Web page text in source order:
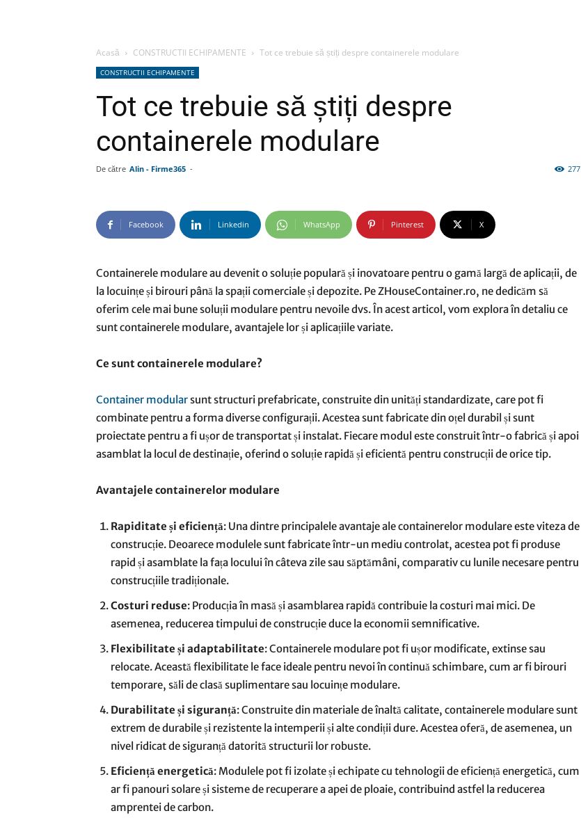
comunicate
presa
Acasă CONSTRUCTII ECHIPAMENTE Tot ce trebuie să știți despre containerele modulare
CONSTRUCTII ECHIPAMENTE
Tot ce trebuie să știți despre
containerele modulare
De către Alin - Firme365 - 277
Facebook Linkedin WhatsApp Pinterest X
Containerele modulare au devenit o soluție populară și inovatoare pentru o gamă largă de aplicații, de
la locuințe și birouri până la spații comerciale și depozite. Pe ZHouseContainer.ro, ne dedicăm să
oferim cele mai bune soluții modulare pentru nevoile dvs. În acest articol, vom explora în detaliu ce
sunt containerele modulare, avantajele lor și aplicațiile variate.
Ce sunt containerele modulare?
Container modularsunt structuri prefabricate, construite din unități standardizate, care pot fi
combinate pentru a forma diverse configurații. Acestea sunt fabricate din oțel durabil și sunt
proiectate pentru a fi ușor de transportat și instalat. Fiecare modul este construit într-o fabrică și apoi
asamblat la locul de destinație, oferind o soluție rapidă și eficientă pentru construcții de orice tip.
Avantajele containerelor modulare
Rapiditate și eficiență: Una dintre principalele avantaje ale containerelor modulare este viteza de
construcție. Deoarece modulele sunt fabricate într-un mediu controlat, acestea pot fi produse
rapid și asamblate la fața locului în câteva zile sau săptămâni, comparativ cu lunile necesare pentru
construcțiile tradiționale.
Costuri reduse: Producția în masă și asamblarea rapidă contribuie la costuri mai mici. De
asemenea, reducerea timpului de construcție duce la economii semnificative.
Flexibilitate și adaptabilitate: Containerele modulare pot fi ușor modificate, extinse sau
relocate. Această flexibilitate le face ideale pentru nevoi în continuă schimbare, cum ar fi birouri
temporare, săli de clasă suplimentare sau locuințe modulare.
Durabilitate și siguranță: Construite din materiale de înaltă calitate, containerele modulare sunt
extrem de durabile și rezistente la intemperii și alte condiții dure. Acestea oferă, de asemenea, un
nivel ridicat de siguranță datorită structurii lor robuste.
Eficiență energetică: Modulele pot fi izolate și echipate cu tehnologii de eficiență energetică, cum
ar fi panouri solare și sisteme de recuperare a apei de ploaie, contribuind astfel la reducerea
amprentei de carbon.